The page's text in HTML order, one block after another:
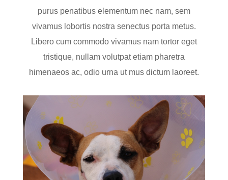
purus penatibus elementum nec nam, sem
vivamus lobortis nostra senectus porta metus.
Libero cum commodo vivamus nam tortor eget
tristique, nullam volutpat etiam pharetra
himenaeos ac, odio urna ut mus dictum laoreet.